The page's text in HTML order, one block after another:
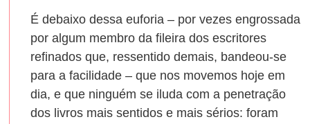
É debaixo dessa euforia – por vezes engrossada
por algum membro da fileira dos escritores
refinados que, ressentido demais, bandeou-se
para a facilidade – que nos movemos hoje em
dia, e que ninguém se iluda com a penetração
dos livros mais sentidos e mais sérios: foram